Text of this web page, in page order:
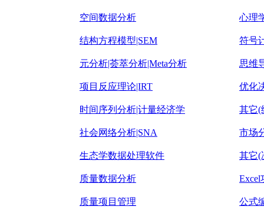
空间数据分析
结构方程模型|SEM
元分析|荟萃分析|Meta分析
项目反应理论|IRT
时间序列分析|计量经济学
社会网络分析|SNA
生态学数据处理软件
质量数据分析
质量项目管理
心理
符号
思维
优化
其它(
市场
其它(
Excel
公式